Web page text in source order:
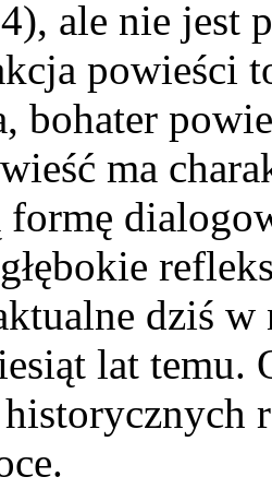
ale nie jest
powieści
bohater
ma
formę
dziś
lat